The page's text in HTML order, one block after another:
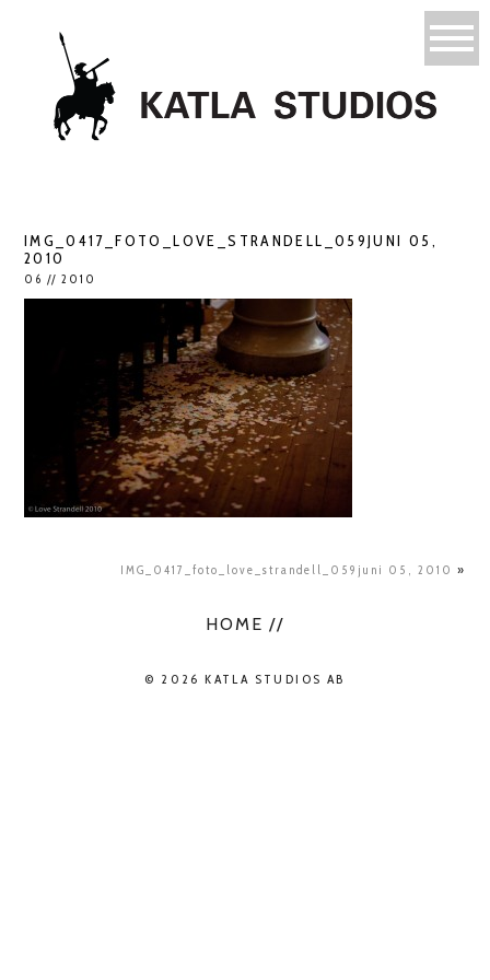
IMG_0417_FOTO_LOVE_STRANDELL_059JUNI 05,
2010
06 // 2010
IMG_0417_foto_love_strandell_059juni 05, 2010 »
HOME //
© 2026 KATLA STUDIOS AB